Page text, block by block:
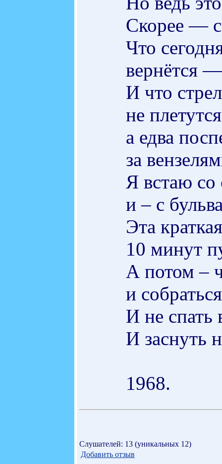
Скорее —
Что
вернётся
И что
не
а едва
за
Я встаю со
и – с
Эта
10 минут
А потом –
и
И не спать
И заснуть
1968.
Слушателей: 13 (уникальных 12)
Добавить отзыв